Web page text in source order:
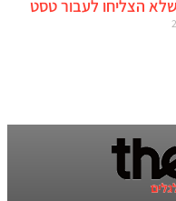
הצליחו לעבור טסט